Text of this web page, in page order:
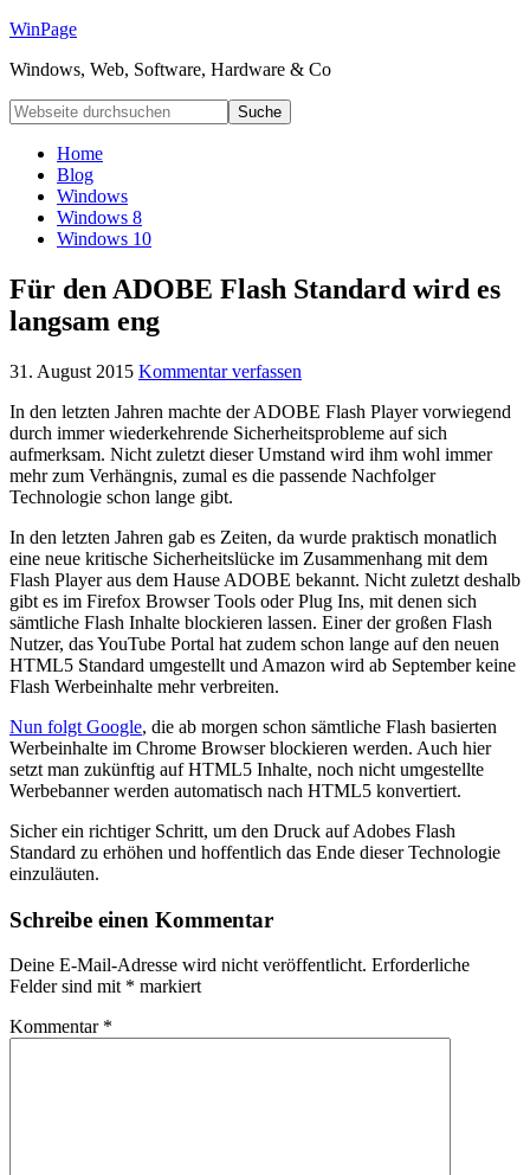
WinPage
Windows, Web, Software, Hardware & Co
Home
Blog
Windows
Windows 8
Windows 10
Für den ADOBE Flash Standard wird es
langsam eng
31. August 2015 Kommentar verfassen
In den letzten Jahren machte der ADOBE Flash Player vorwiegend
durch immer wiederkehrende Sicherheitsprobleme auf sich
aufmerksam. Nicht zuletzt dieser Umstand wird ihm wohl immer
mehr zum Verhängnis, zumal es die passende Nachfolger
Technologie schon lange gibt.
In den letzten Jahren gab es Zeiten, da wurde praktisch monatlich
eine neue kritische Sicherheitslücke im Zusammenhang mit dem
Flash Player aus dem Hause ADOBE bekannt. Nicht zuletzt deshalb
gibt es im Firefox Browser Tools oder Plug Ins, mit denen sich
sämtliche Flash Inhalte blockieren lassen. Einer der großen Flash
Nutzer, das YouTube Portal hat zudem schon lange auf den neuen
HTML5 Standard umgestellt und Amazon wird ab September keine
Flash Werbeinhalte mehr verbreiten.
Nun folgt Google, die ab morgen schon sämtliche Flash basierten
Werbeinhalte im Chrome Browser blockieren werden. Auch hier
setzt man zukünftig auf HTML5 Inhalte, noch nicht umgestellte
Werbebanner werden automatisch nach HTML5 konvertiert.
Sicher ein richtiger Schritt, um den Druck auf Adobes Flash
Standard zu erhöhen und hoffentlich das Ende dieser Technologie
einzuläuten.
Schreibe einen Kommentar
Deine E-Mail-Adresse wird nicht veröffentlicht. Erforderliche
Felder sind mit * markiert
Kommentar *